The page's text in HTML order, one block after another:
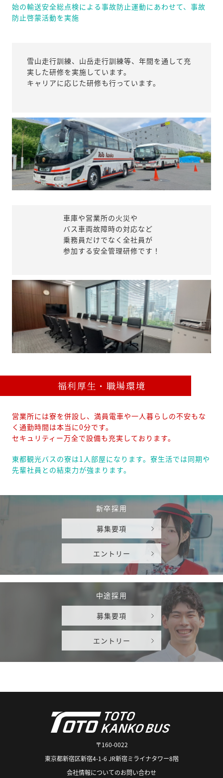
始の輸送安全総点検による事故防止運動にあわせて、事故
防止啓蒙活動を実施
雪山走行訓練、山岳走行訓練等、年間を通して充
実した研修を実施しています。
キャリアに応じた研修も行っています。
車庫や営業所の火災や
バス車両故障時の対応など
乗務員だけでなく全社員が
参加する安全管理研修です！
福利厚生・職場環境
営業所には寮を併設し、満員電車や一人暮らしの不安もな
く通勤時間は本当に0分です。
セキュリティー万全で設備も充実しております。
東都観光バスの寮は1人部屋になります。寮生活では同期や
先輩社員との結束力が強まります。
新卒採用
募集要項
エントリー
中途採用
募集要項
エントリー
〒160-0022
東京都新宿区新宿4-1-6 JR新宿ミライナタワー8階
会社情報についてのお問い合わせ